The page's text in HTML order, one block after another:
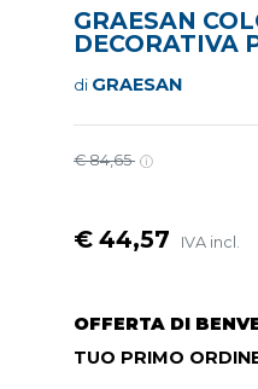
GRAESAN
DECORATIVA
di GRAESAN
€ 84,65
€ 44,57 IVA incl.
OFFERTA DI
TUO PRIMO